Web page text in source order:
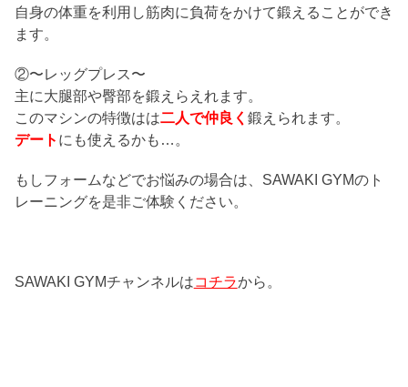
自身の体重を利用し筋肉に負荷をかけて鍛えることができ
ます。
②〜レッグプレス〜
主に大腿部や臀部を鍛えらえれます。
このマシンの特徴はは二人で仲良く 鍛えられます。
デート にも使えるかも…。
もしフォームなどでお悩みの場合は、SAWAKI GYMのト
レーニングを是非ご体験ください。
SAWAKI GYMチャンネルはコチラから。